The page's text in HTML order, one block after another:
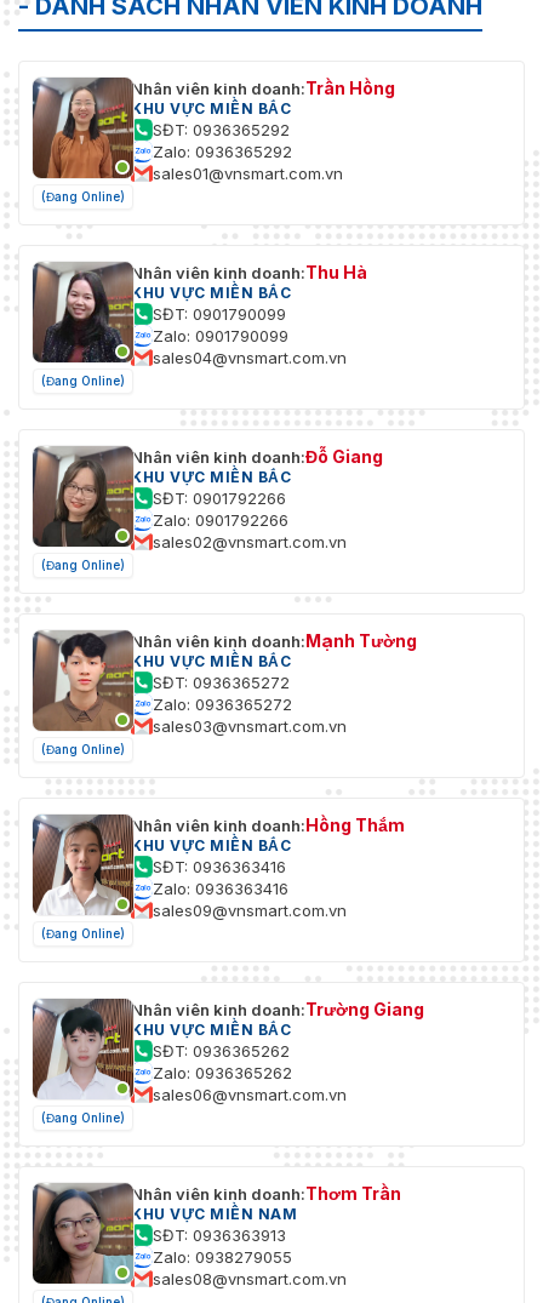
- DANH SÁCH NHÂN VIÊN KINH DOANH
(Đang Online)
Nhân viên kinh doanh:Trần Hồng
KHU VỰC MIỀN BẮC
SĐT: 0936365292
Zalo: 0936365292
sales01@vnsmart.com.vn
(Đang Online)
Nhân viên kinh doanh:Thu Hà
KHU VỰC MIỀN BẮC
SĐT: 0901790099
Zalo: 0901790099
sales04@vnsmart.com.vn
(Đang Online)
Nhân viên kinh doanh:Đỗ Giang
KHU VỰC MIỀN BẮC
SĐT: 0901792266
Zalo: 0901792266
sales02@vnsmart.com.vn
(Đang Online)
Nhân viên kinh doanh:Mạnh Tường
KHU VỰC MIỀN BẮC
SĐT: 0936365272
Zalo: 0936365272
sales03@vnsmart.com.vn
(Đang Online)
Nhân viên kinh doanh:Hồng Thắm
KHU VỰC MIỀN BẮC
SĐT: 0936363416
Zalo: 0936363416
sales09@vnsmart.com.vn
(Đang Online)
Nhân viên kinh doanh:Trường Giang
KHU VỰC MIỀN BẮC
SĐT: 0936365262
Zalo: 0936365262
sales06@vnsmart.com.vn
Nhân viên kinh doanh:Thơm Trần
KHU VỰC MIỀN NAM
SĐT: 0936363913
Zalo: 0938279055
sales08@vnsmart.com.vn